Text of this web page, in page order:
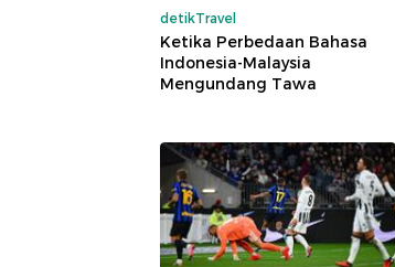
detikTravel
Ketika Perbedaan Bahasa
Indonesia-Malaysia
Mengundang Tawa